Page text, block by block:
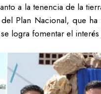
a la tenencia de la
Plan Nacional, que
logra fomentar el